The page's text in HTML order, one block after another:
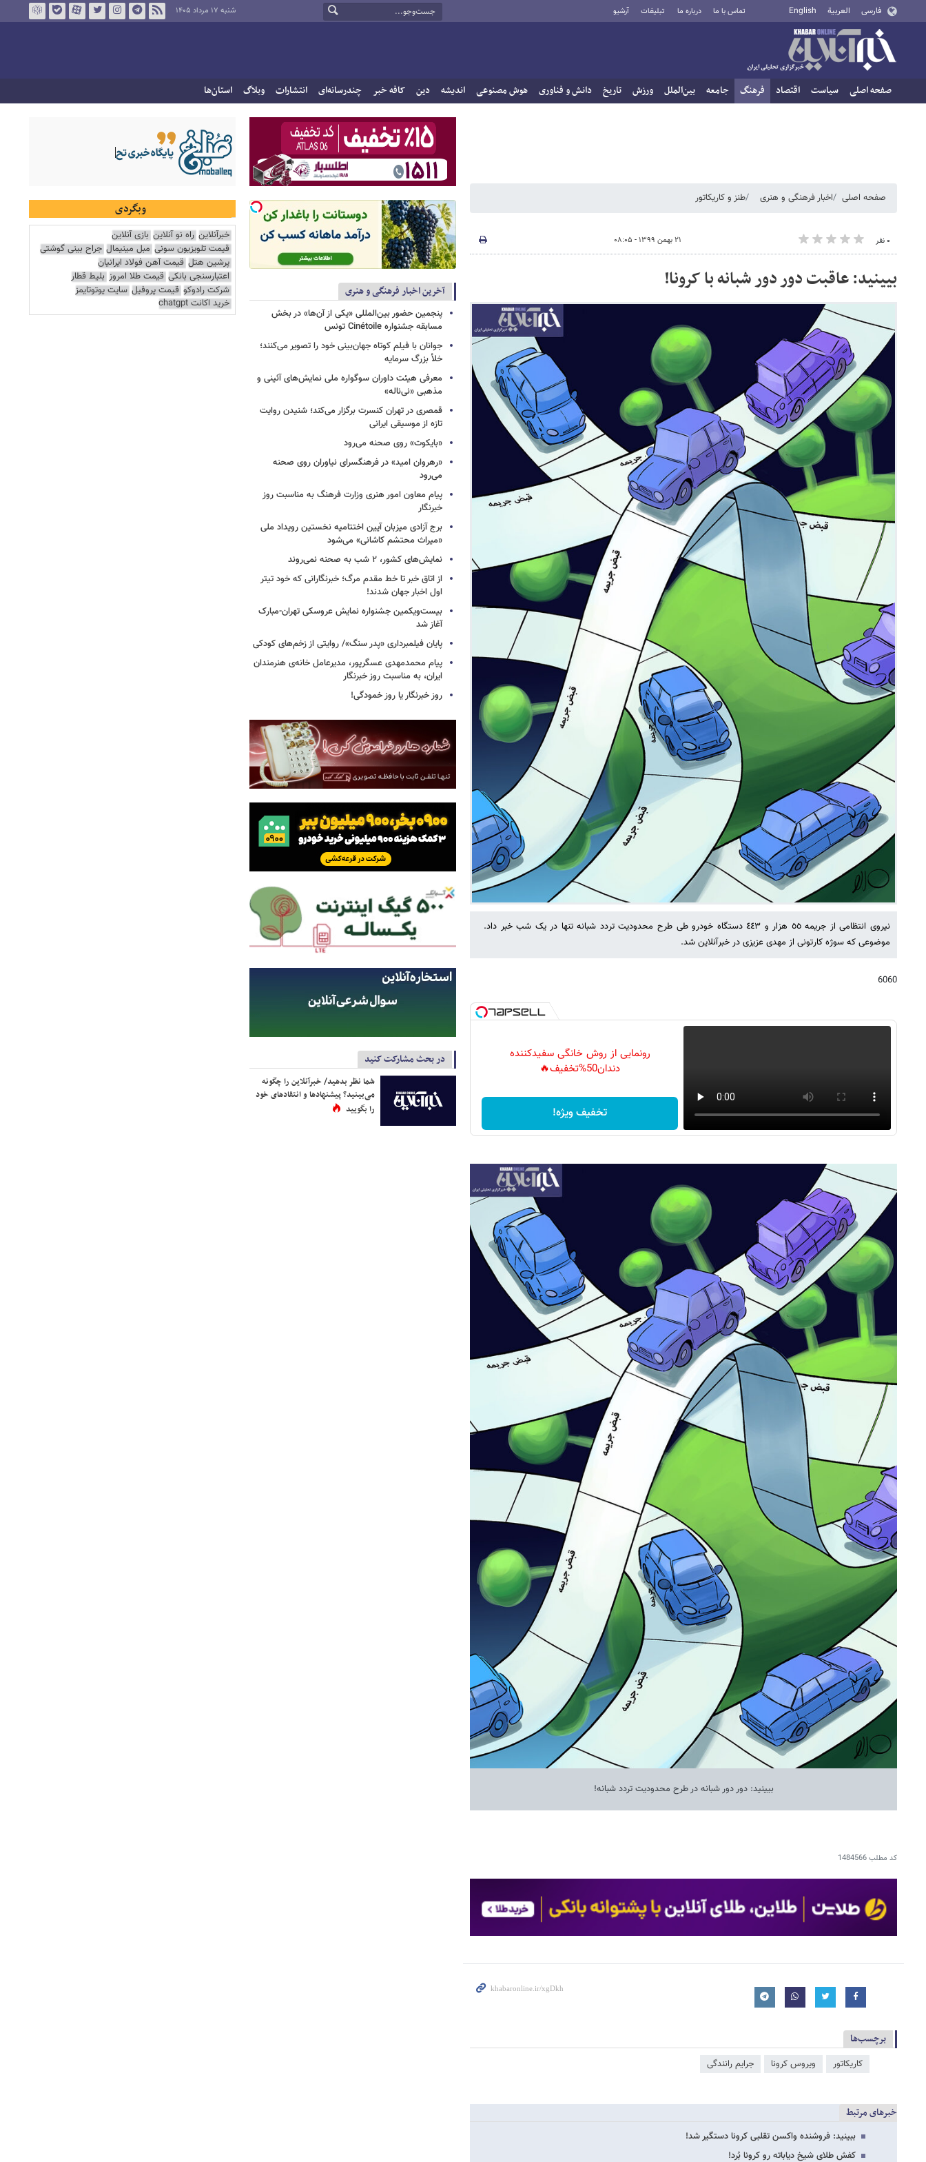
فارسی العربية English تماس با ما درباره ما تبلیغات آرشیو شنبه ۱۷ مرداد ۱۴۰۵
صفحه اصلی سیاست اقتصاد فرهنگ جامعه بین‌الملل ورزش تاریخ دانش و فناوری هوش مصنوعی اندیشه دین کافه خبر چندرسانه‌ای انتشارات وبلاگ استان‌ها
صفحه اصلی اخبار فرهنگی و هنری طنز و کاریکاتور
۰ نفر ۲۱ بهمن ۱۳۹۹ - ۰۸:۰۵
بیینید: عاقبت دور دور شبانه با کرونا!
نیروی انتظامی از جریمه ٥٥ هزار و ٤٤٣ دستگاه خودرو طی طرح محدودیت تردد شبانه تنها در یک شب خبر داد.
موضوعی که سوژه کارتونی از مهدی عزیزی در خبرآنلاین شد.
6060
رونمایی از روش خانگی سفیدکننده
دندان50%تخفیف🔥
تخفیف ویژه!
بیینید: دور دور شبانه در طرح محدودیت تردد شبانه!
کد مطلب1484566
برچسب‌ها
کاریکاتور ویروس کرونا جرایم رانندگی
خبرهای مرتبط
ببینید: فروشنده واکسن تقلبی کرونا دستگیر شد!
کفش طلای شیخ دیاباته رو کرونا بُرد!
آخرین اخبار فرهنگی و هنری
پنجمین حضور بین‌المللی «یکی از آن‌ها» در بخش
مسابقه جشنواره Cinétoile تونس
جوانان با فیلم کوتاه جهان‌بینی خود را تصویر می‌کنند؛
خلأ بزرگ سرمایه
معرفی هیئت داوران سوگواره ملی نمایش‌های آئینی و
مذهبی «نی‌ناله»
قمصری در تهران کنسرت برگزار می‌کند؛ شنیدن روایت
تازه از موسیقی ایرانی
«بایکوت» روی صحنه می‌رود
«رهروان امید» در فرهنگسرای نیاوران روی صحنه
می‌رود
پیام معاون امور هنری وزارت فرهنگ به مناسبت روز
خبرنگار
برج آزادی میزبان آیین اختتامیه نخستین رویداد ملی
«میراث محتشم کاشانی» می‌شود
نمایش‌های کشور، ٢ شب به صحنه نمی‌روند
از اتاق خبر تا خط مقدم مرگ؛ خبرنگارانی که خود تیتر
اول اخبار جهان شدند!
بیست‌ویکمین جشنواره نمایش عروسکی تهران-مبارک
آغاز شد
پایان فیلمبرداری «پدر سنگ»/ روایتی از زخم‌های کودکی
پیام محمدمهدی عسگرپور، مدیرعامل خانه‌ی هنرمندان
ایران، به مناسبت روز خبرنگار
روز خبرنگار یا روز خمودگی!
در بحث مشارکت کنید
شما نظر بدهید/ خبرآنلاین را چگونه
می‌بینید؟ پیشنهادها و انتقادهای خود
را بگویید
وبگردی
خبرآنلاین راه نو آنلاین بازی آنلاین
قیمت تلویزیون سونی مبل مینیمال جراح بینی گوشتی
پرشین هتل قیمت آهن فولاد ایرانیان
اعتبارسنجی بانکی قیمت طلا امروز بلیط قطار
شرکت رادوکو قیمت پروفیل سایت یوتوتایمز
خرید اکانت chatgpt